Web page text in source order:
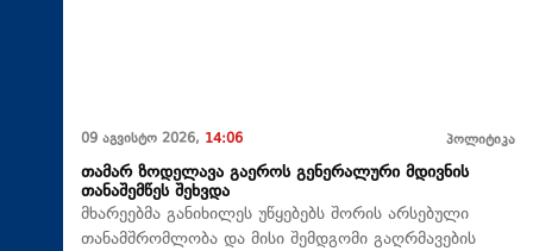
09 აგვისტო 2026, 14:06 პოლიტიკა
თამარ ზოდელავა გაეროს გენერალური მდივნის
თანაშემწეს შეხვდა
მხარეებმა განიხილეს უწყებებს შორის არსებული
თანამშრომლობა და მისი შემდგომი გაღრმავების